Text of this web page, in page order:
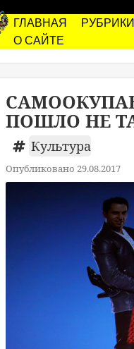
ГЛАВНАЯ
РУБРИКИ
О САЙТЕ
ПОШЛО НЕ
Культура
Опубликовано 29.08.2017